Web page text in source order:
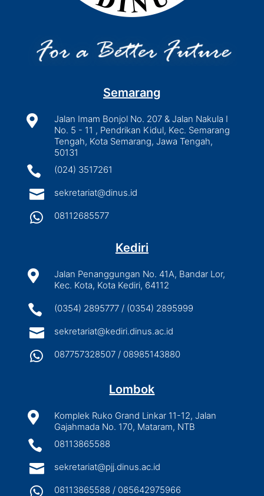
Semarang

Jalan Imam Bonjol No. 207 & Jalan Nakula I
No. 5 - 11 , Pendrikan Kidul, Kec. Semarang
Tengah, Kota Semarang, Jawa Tengah,
50131
 (024) 3517261
 sekretariat@dinus.id
 08112685577
Kediri

Jalan Penanggungan No. 41A, Bandar Lor,
Kec. Kota, Kota Kediri, 64112
 (0354) 2895777 / (0354) 2895999
 sekretariat@kediri.dinus.ac.id
 087757328507 / 08985143880
Lombok

Komplek Ruko Grand Linkar 11-12, Jalan
Gajahmada No. 170, Mataram, NTB
 08113865588
 sekretariat@pjj.dinus.ac.id
 08113865588 / 085642975966